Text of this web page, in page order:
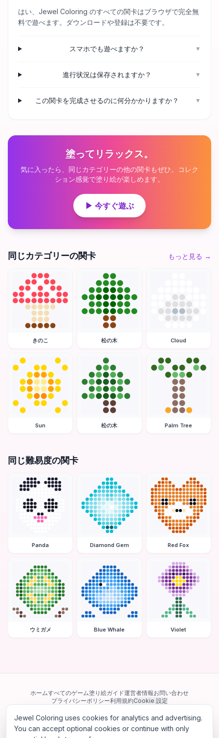
はい、Jewel Coloring のすべての関卡はブラウザで完全無
料で遊べます。ダウンロードや登録は不要です。
スマホでも遊べますか？ ▼
進行状況は保存されますか？ ▼
この関卡を完成させるのに何分かかりますか？ ▼
塗ってリラックス。
気に入ったら、同じカテゴリーの他の関卡もぜひ。コレク
ション感覚で塗り絵が楽しめます。
▶ 今すぐ遊ぶ
同じカテゴリーの関卡 もっと見る →
きのこ 松の木 Cloud
Sun 松の木 Palm Tree
同じ難易度の関卡
Panda Diamond Gem Red Fox
ウミガメ Blue Whale Violet
ホームすべてのゲーム塗り絵ガイド運営者情報お問い合わせ
プライバシーポリシー利用規約Cookie 設定
当サイトは Google AdSense を含む第三者広告ネットワークを利用してい
ます。一部のサードパーティ Cookie を使用してパーソナライズ広告を配信
する場合があります。
Jewel Coloring uses cookies for analytics and advertising.
You can accept optional cookies or continue with only